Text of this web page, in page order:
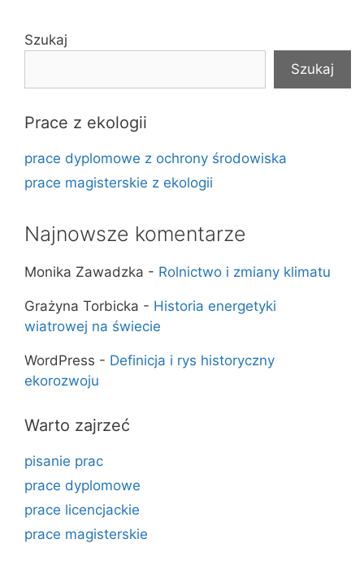
Szukaj
Szukaj
Prace z ekologii
prace dyplomowe z ochrony środowiska
prace magisterskie z ekologii
Najnowsze komentarze
Monika Zawadzka - Rolnictwo i zmiany klimatu
Grażyna Torbicka - Historia energetyki
wiatrowej na świecie
WordPress - Definicja i rys historyczny
ekorozwoju
Warto zajrzeć
pisanie prac
prace dyplomowe
prace licencjackie
prace magisterskie